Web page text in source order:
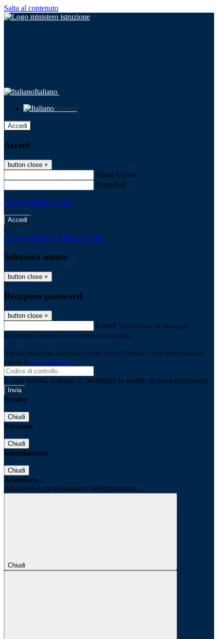
Salta al contenuto
Italiano
Italiano
Accedi
Accedi
button close ×
Nome Utente
Password
Password dimenticata?
-
Entra con SPID Entra con CIE
Seleziona utente
button close ×
Recupero password
button close ×
E-mail Verrà inviato un messaggio
all'indirizzo indicato con le istruzioni necessarie.
Non hai una e-mail associata al nome utente? Effettua il reset della password
tramite la Login Spaggiari
E-mail inviata, si prega di controllare la casella di posta elettronica!
Errore
Chiudi
Successo
Chiudi
Informazione
Chiudi
Attendere...
Attendere il completamento dell'operazione...
Chiudi